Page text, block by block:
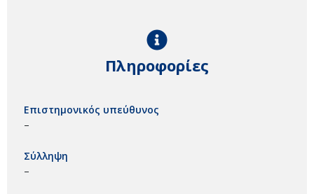
Πληροφορίες
Επιστημονικός υπεύθυνος
–
Σύλληψη
–